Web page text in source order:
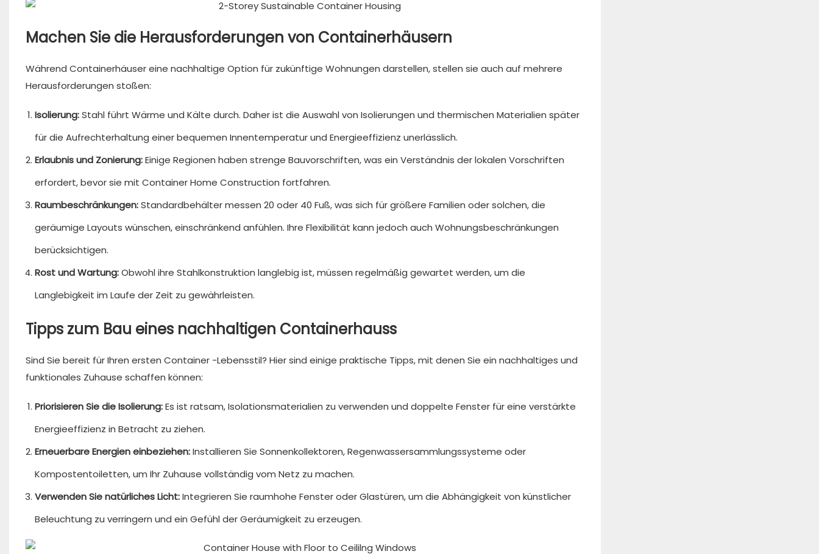
Machen Sie die Herausforderungen von Containerhäusern
Während Containerhäuser eine nachhaltige Option für zukünftige Wohnungen darstellen, stellen sie auch auf mehrere
Herausforderungen stoßen:
Isolierung:Stahl führt Wärme und Kälte durch. Daher ist die Auswahl von Isolierungen und thermischen Materialien später
für die Aufrechterhaltung einer bequemen Innentemperatur und Energieeffizienz unerlässlich.
Erlaubnis und Zonierung:Einige Regionen haben strenge Bauvorschriften, was ein Verständnis der lokalen Vorschriften
erfordert, bevor sie mit Container Home Construction fortfahren.
Raumbeschränkungen:Standardbehälter messen 20 oder 40 Fuß, was sich für größere Familien oder solchen, die
geräumige Layouts wünschen, einschränkend anfühlen. Ihre Flexibilität kann jedoch auch Wohnungsbeschränkungen
berücksichtigen.
Rost und Wartung:Obwohl ihre Stahlkonstruktion langlebig ist, müssen regelmäßig gewartet werden, um die
Langlebigkeit im Laufe der Zeit zu gewährleisten.
Tipps zum Bau eines nachhaltigen Containerhauss
Sind Sie bereit für Ihren ersten Container -Lebensstil? Hier sind einige praktische Tipps, mit denen Sie ein nachhaltiges und
funktionales Zuhause schaffen können:
Priorisieren Sie die Isolierung:Es ist ratsam, Isolationsmaterialien zu verwenden und doppelte Fenster für eine verstärkte
Energieeffizienz in Betracht zu ziehen.
Erneuerbare Energien einbeziehen:Installieren Sie Sonnenkollektoren, Regenwassersammlungssysteme oder
Kompostentoiletten, um Ihr Zuhause vollständig vom Netz zu machen.
Verwenden Sie natürliches Licht:Integrieren Sie raumhohe Fenster oder Glastüren, um die Abhängigkeit von künstlicher
Beleuchtung zu verringern und ein Gefühl der Geräumigkeit zu erzeugen.